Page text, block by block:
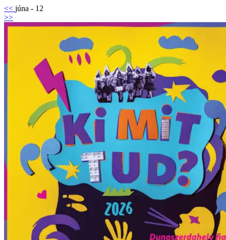
<< júna - 12
>>